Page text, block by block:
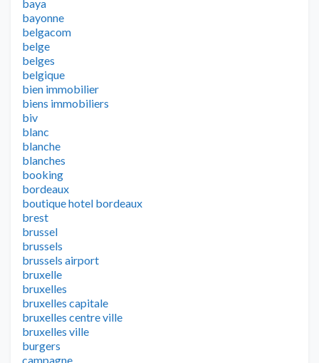
baya
bayonne
belgacom
belge
belges
belgique
bien immobilier
biens immobiliers
biv
blanc
blanche
blanches
booking
bordeaux
boutique hotel bordeaux
brest
brussel
brussels
brussels airport
bruxelle
bruxelles
bruxelles capitale
bruxelles centre ville
bruxelles ville
burgers
campagne